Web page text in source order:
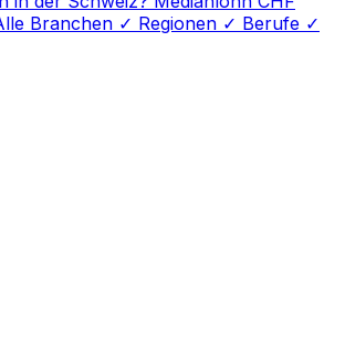
Branchen ✓ Regionen ✓ Berufe ✓